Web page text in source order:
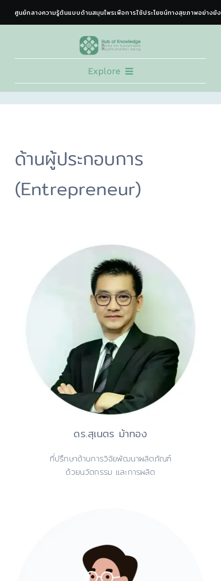
Skip
to
Explore
HOME
NEWS & ACTIVITY
DOCUMENTS
COLLABORATION
ด้านผู้ประกอบการ
(Entrepreneur)
ดร.สุเนตร ม้าทอง
ที่ปรึกษาด้านการวิจัยพัฒนาผลิตภัณฑ์
ด้วยนวัตกรรม และการผลิต